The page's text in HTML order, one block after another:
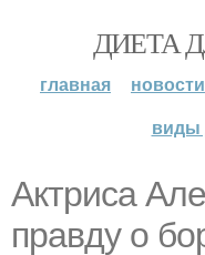
ДИЕТА
главная новости
виды
Актриса
правду о